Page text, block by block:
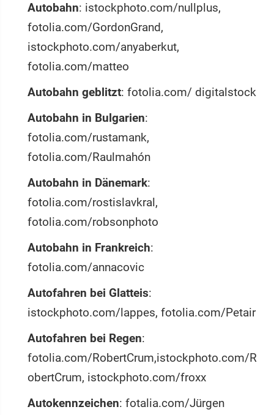
Autobahn: istockphoto.com/nullplus,
fotolia.com/GordonGrand,
istockphoto.com/anyaberkut,
fotolia.com/matteo
Autobahn geblitzt: fotolia.com/ digitalstock
Autobahn in Bulgarien:
fotolia.com/rustamank,
fotolia.com/Raulmahón
Autobahn in Dänemark:
fotolia.com/rostislavkral,
fotolia.com/robsonphoto
Autobahn in Frankreich:
fotolia.com/annacovic
Autofahren bei Glatteis:
istockphoto.com/lappes, fotolia.com/Petair
Autofahren bei Regen:
fotolia.com/RobertCrum,istockphoto.com/R
obertCrum, istockphoto.com/froxx
Autokennzeichen: fotalia.com/Jürgen